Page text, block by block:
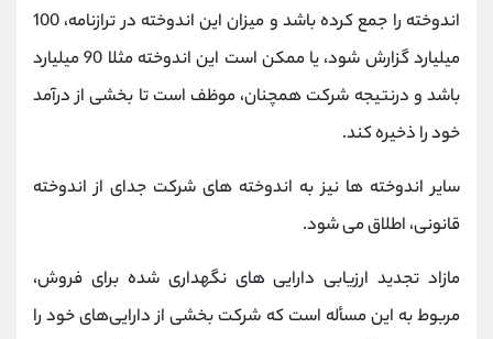
اندوخته را جمع کرده باشد و میزان این اندوخته در ترازنامه، 100
میلیارد گزارش شود، یا ممکن است این اندوخته مثلا 90 میلیارد
باشد و درنتیجه شرکت همچنان، موظف است تا بخشی از درآمد
خود را ذخیره کند.
سایر اندوخته ها نیز به اندوخته های شرکت جدای از اندوخته
قانونی، اطلاق می شود.
مازاد تجدید ارزیابی دارایی های نگهداری شده برای فروش،
مربوط به این مسأله است که شرکت بخشی از دارایی‌های خود را